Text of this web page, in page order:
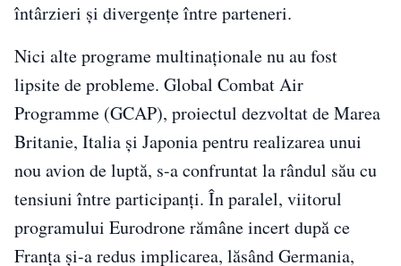
întârzieri și divergențe între parteneri.
Nici alte programe multinaționale nu au fost
lipsite de probleme. Global Combat Air
Programme (GCAP), proiectul dezvoltat de Marea
Britanie, Italia și Japonia pentru realizarea unui
nou avion de luptă, s-a confruntat la rândul său cu
tensiuni între participanți. În paralel, viitorul
programului Eurodrone rămâne incert după ce
Franța și-a redus implicarea, lăsând Germania,